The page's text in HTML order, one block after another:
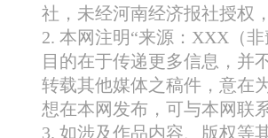
社，未经河南经济报社授权
2. 本网注明“来源：XXX（
目的在于传递更多信息，并
转载其他媒体之稿件，意在
想在本网发布，可与本网联
3. 如涉及作品内容、版权等